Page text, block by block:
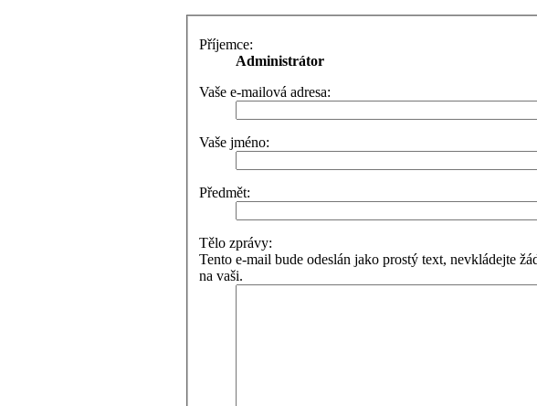
Příjemce:
Administrátor
Vaše e-mailová adresa:
Vaše jméno:
Předmět:
Tělo zprávy:
Tento e-mail bude odeslán jako prostý text, nevkládejte
na vaši.